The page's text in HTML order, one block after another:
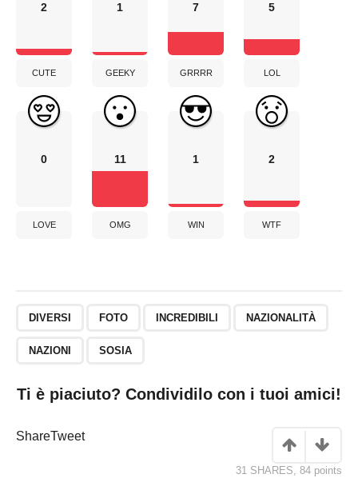
2
CUTE
1
GEEKY
7
GRRRR
5
LOL
0
LOVE
11
OMG
1
WIN
2
WTF
DIVERSI FOTO INCREDIBILI NAZIONALITÀ
NAZIONI SOSIA
Ti è piaciuto? Condividilo con i tuoi amici!
ShareTweet
31 SHARES, 84 points